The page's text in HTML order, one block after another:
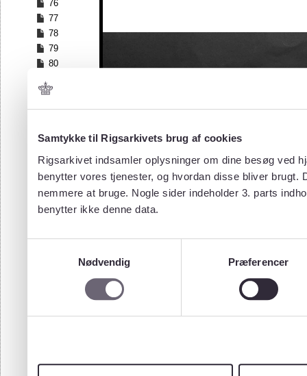
Samtykke til Rigsarkivets brug af cookies
Rigsarkivet indsamler oplysninger om dine besøg ved
benytter vores tjenester, og hvordan disse bliver
nemmere at bruge. Nogle sider indeholder 3. parts
benytter ikke denne data.
Nødvendig
Præferencer
76
77
78
79
80
82
83
85